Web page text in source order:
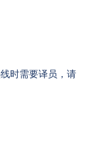
时需要译员，请